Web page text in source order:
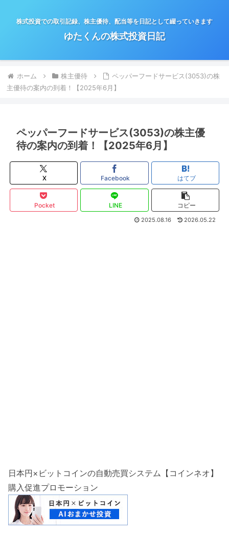
株式投資での取引記録、株主優待、配当等を日記として綴っていきます
ゆたくんの株式投資日記
ホーム 株主優待
ペッパーフードサービス(3053)の株
主優待の案内の到着！【2025年6月】
ペッパーフードサービス(3053)の株主優
待の案内の到着！【2025年6月】
X Facebook はてブ
Pocket LINE コピー
2025.08.16 2026.05.22
日本円×ビットコインの自動売買システム【コインネオ】
購入促進プロモーション